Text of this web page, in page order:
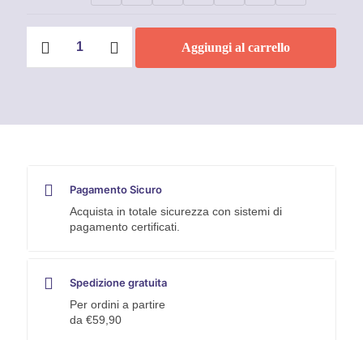
antinfortunistiche
U-
April
Aggiungi al carrello
Pagamento Sicuro
Acquista in totale sicurezza con sistemi di
pagamento certificati.
Spedizione gratuita
Per ordini a partire
da €59,90